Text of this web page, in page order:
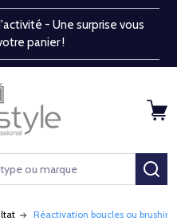
- Une surprise vous
panier !
Réactivation boucles ou brushing